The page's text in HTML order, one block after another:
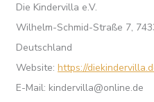
Die Kindervilla e.V.
Wilhelm-Schmid-Straße 7,
Deutschland
Website:https://
E-Mail: kindervilla@online.de